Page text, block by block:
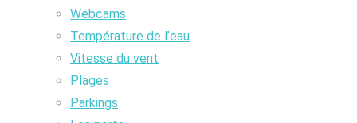
Webcams
Température de l’eau
Vitesse du vent
Plages
Parkings